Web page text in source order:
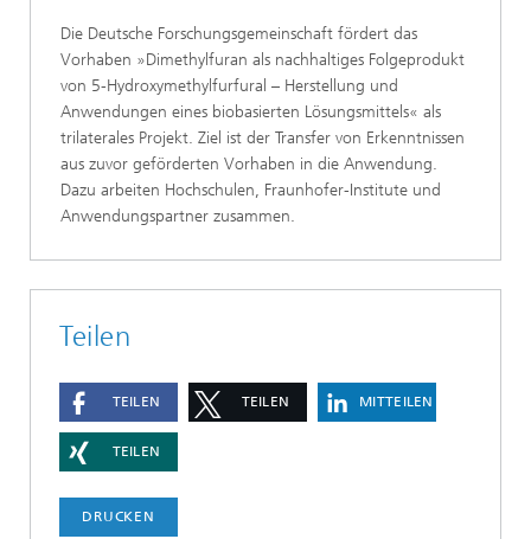
Die Deutsche Forschungsgemeinschaft fördert das
Vorhaben »Dimethylfuran als nachhaltiges Folgeprodukt
von 5-Hydroxymethylfurfural – Herstellung und
Anwendungen eines biobasierten Lösungsmittels« als
trilaterales Projekt. Ziel ist der Transfer von Erkenntnissen
aus zuvor geförderten Vorhaben in die Anwendung.
Dazu arbeiten Hochschulen, Fraunhofer-Institute und
Anwendungspartner zusammen.
Teilen
TEILEN TEILEN MITTEILEN
TEILEN
DRUCKEN